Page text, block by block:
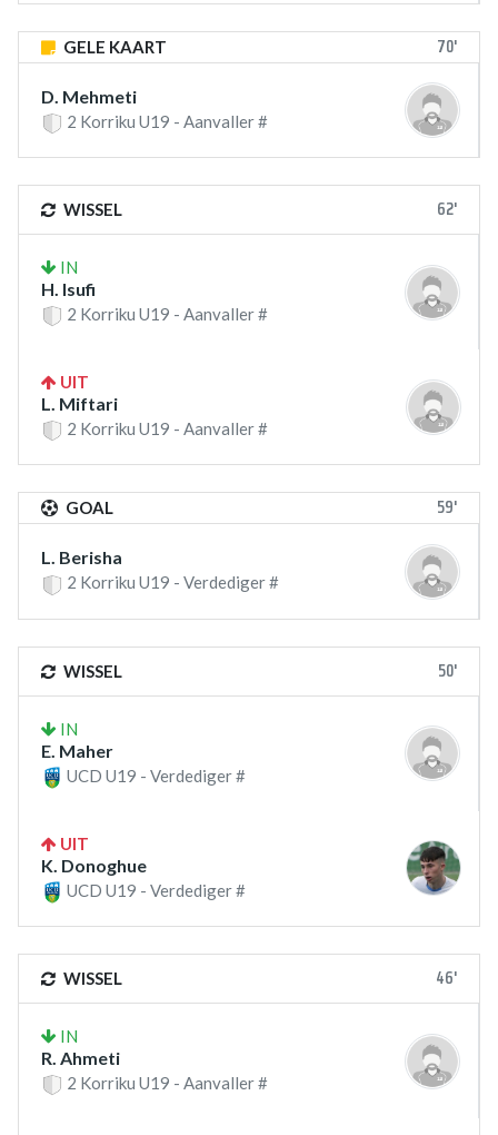
GELE KAART 70'
D. Mehmeti
2 Korriku U19 - Aanvaller #
WISSEL 62'
IN
H. Isufi
2 Korriku U19 - Aanvaller #
UIT
L. Miftari
2 Korriku U19 - Aanvaller #
GOAL 59'
L. Berisha
2 Korriku U19 - Verdediger #
WISSEL 50'
IN
E. Maher
UCD U19 - Verdediger #
UIT
K. Donoghue
UCD U19 - Verdediger #
WISSEL 46'
IN
R. Ahmeti
2 Korriku U19 - Aanvaller #